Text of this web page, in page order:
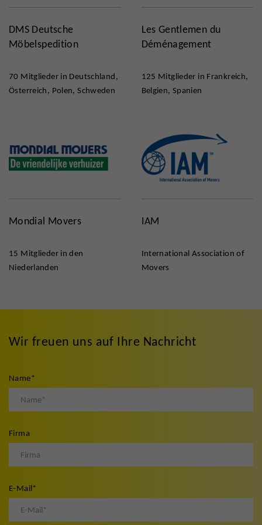
DMS Deutsche
Möbelspedition
70 Mitglieder in Deutschland,
Österreich, Polen, Schweden
Les Gentlemen du
Déménagement
125 Mitglieder in Frankreich,
Belgien, Spanien
Mondial Movers
15 Mitglieder in den
Niederlanden
IAM
International Association of
Movers
Wir freuen uns auf Ihre Nachricht
Name*
Firma
E-Mail*